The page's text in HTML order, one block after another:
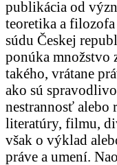
publikácia od
teoretika a
súdu Českej
ponúka množstvo
takého, vrátane
ako sú
nestrannosť alebo
literatúry, filmu,
však o výklad
práve a umení.